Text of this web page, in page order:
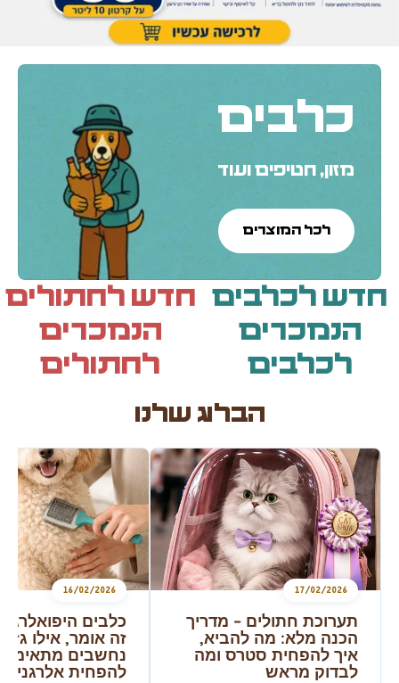
כלבים
מזון, חטיפים ועוד
לכל המוצרים
חדש לכלבים חדש לחתולים
הנמכרים
לכלבים
הנמכרים
לחתולים
הבלוג שלנו
17/02/2026
תערוכת חתולים – מדריך
הכנה מלא: מה להביא,
איך להפחית סטרס ומה
לבדוק מראש
16/02/2026
כלבים
זה אומר, אילו
נחשבים מתאימים
להפחית אלרגנים